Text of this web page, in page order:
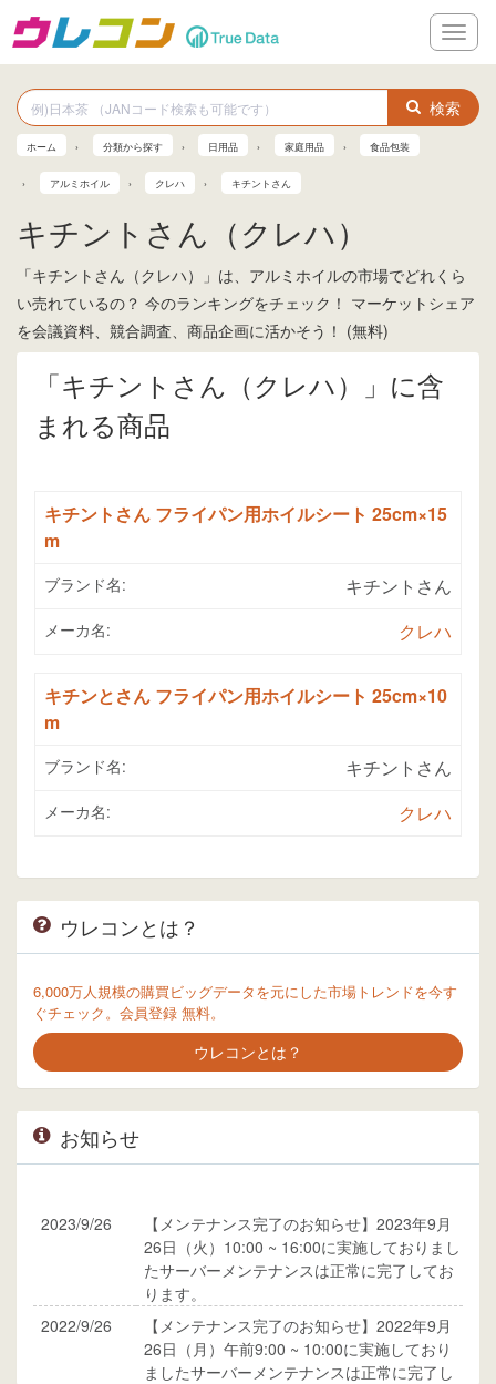
メ
ニ
ー
検索
ホーム 分類から探す 日用品 家庭用品 食品包装
アルミホイル クレハ キチントさん
キチントさん（クレハ）
「キチントさん（クレハ）」は、アルミホイルの市場でどれくら
い売れているの？ 今のランキングをチェック！ マーケットシェア
を会議資料、競合調査、商品企画に活かそう！ (無料)
「キチントさん（クレハ）」に含
まれる商品
キチントさん フライパン用ホイルシート 25cm×15
m
ブランド名: キチントさん
メーカ名: クレハ
キチンとさん フライパン用ホイルシート 25cm×10
m
ブランド名: キチントさん
メーカ名: クレハ
ウレコンとは？
6,000万人規模の購買ビッグデータを元にした市場トレンドを今す
ぐチェック。会員登録 無料。
ウレコンとは？
お知らせ
2023/9/26
【メンテナンス完了のお知らせ】2023年9月
26日（火）10:00 ~ 16:00に実施しておりまし
たサーバーメンテナンスは正常に完了してお
ります。
2022/9/26
【メンテナンス完了のお知らせ】2022年9月
26日（月）午前9:00 ~ 10:00に実施しており
ましたサーバーメンテナンスは正常に完了し